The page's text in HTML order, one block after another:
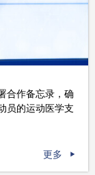
合作备忘录，确
员的运动医学支
更多